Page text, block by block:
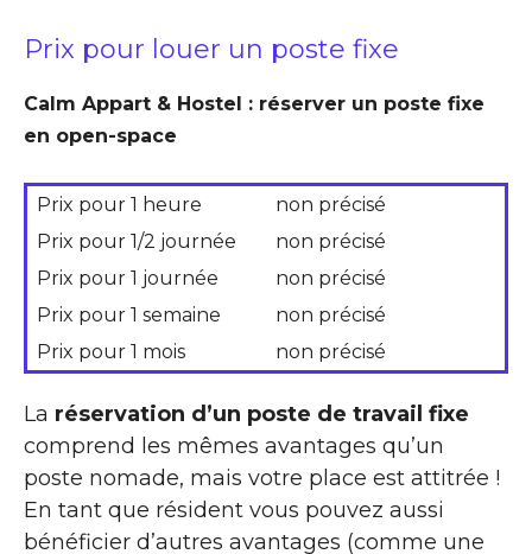
Prix pour louer un poste fixe
Calm Appart & Hostel : réserver un poste fixe
en open-space
Prix pour 1 heure
non précisé
Prix pour 1/2 journée
non précisé
Prix pour 1 journée
non précisé
Prix pour 1 semaine
non précisé
Prix pour 1 mois
non précisé
La réservation d’un poste de travail fixe
comprend les mêmes avantages qu’un
poste nomade, mais votre place est attitrée !
En tant que résident vous pouvez aussi
bénéficier d’autres avantages (comme une